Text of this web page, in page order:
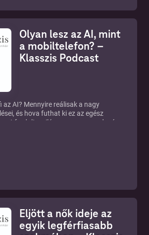
Olyan lesz az AI, mint
a mobiltelefon? –
Klasszis Podcast
az AI? Mennyire reálisak a nagy
és hova futhat ki ez az egész
fordult a világ a magyar gazdaság
Munkácsi Dáviddal, a Generali
fióktelepének kiemelt
Eljött a nők ideje az
egyik legférfiasabb